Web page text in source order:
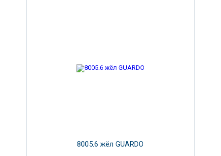
8005.6 жёл GUARDO